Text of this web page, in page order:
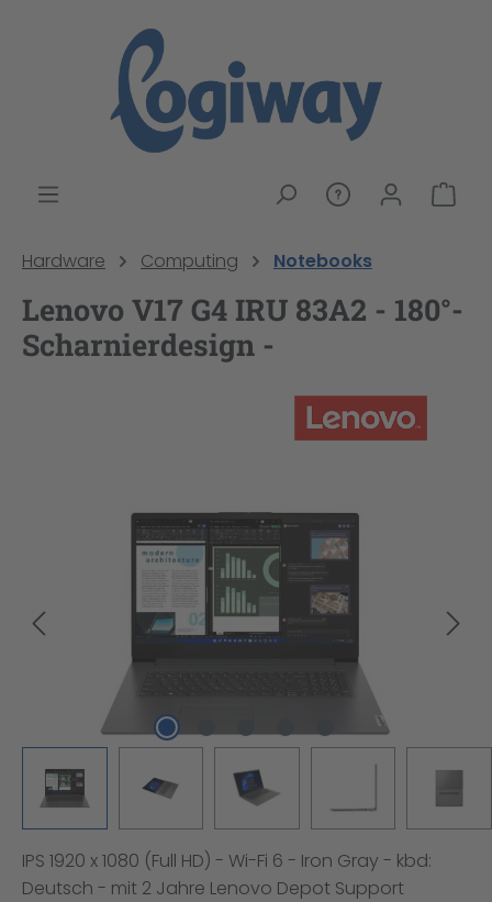
Hardware Computing Notebooks
Lenovo V17 G4 IRU 83A2 - 180°-
Scharnierdesign -
Bildergalerie überspringen
IPS 1920 x 1080 (Full HD) - Wi-Fi 6 - Iron Gray - kbd:
Deutsch - mit 2 Jahre Lenovo Depot Support